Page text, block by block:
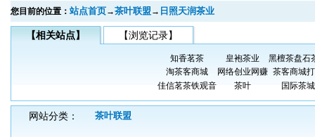
您目前的位置： 站点首页→茶叶联盟 → 日照天润茶业
【相关站点】 【浏览记录】
知香茗茶 皇袍茶业
黑檀茶盘石
淘茶客商城
网络创业网赚 茶客商城
佳信茗茶铁观音
茶叶 国际茶城
网站分类： 茶叶联盟